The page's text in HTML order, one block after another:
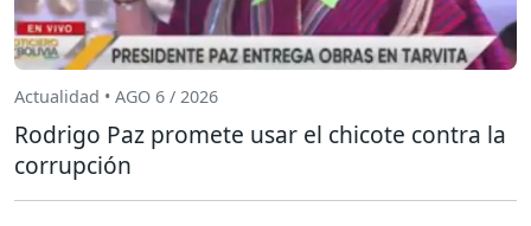
Actualidad • AGO 6 / 2026
Rodrigo Paz promete usar el chicote contra la
corrupción